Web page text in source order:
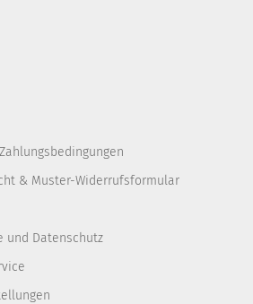
& Muster-Widerrufsformular
und Datenschutz